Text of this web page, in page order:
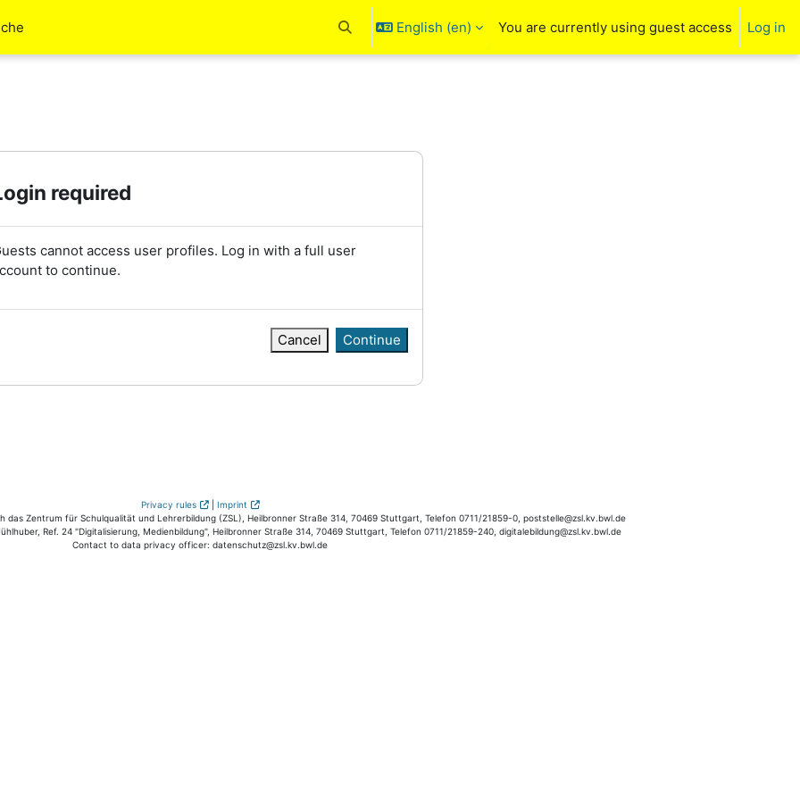
Toggle search input
English ‎(en)‎ You are currently using guest access Log in
required
cannot access user profiles. Log in with a full user
to continue.
Cancel Continue
Privacy rules | Imprint
Zentrum für Schulqualität und Lehrerbildung (ZSL), Heilbronner Straße 314, 70469 Stuttgart, Telefon 0711/21859-0, poststelle@zsl.kv.bwl.de
Ref. 24 "Digitalisierung, Medienbildung", Heilbronner Straße 314, 70469 Stuttgart, Telefon 0711/21859-240, digitalebildung@zsl.kv.bwl.de
Contact to data privacy officer: datenschutz@zsl.kv.bwl.de